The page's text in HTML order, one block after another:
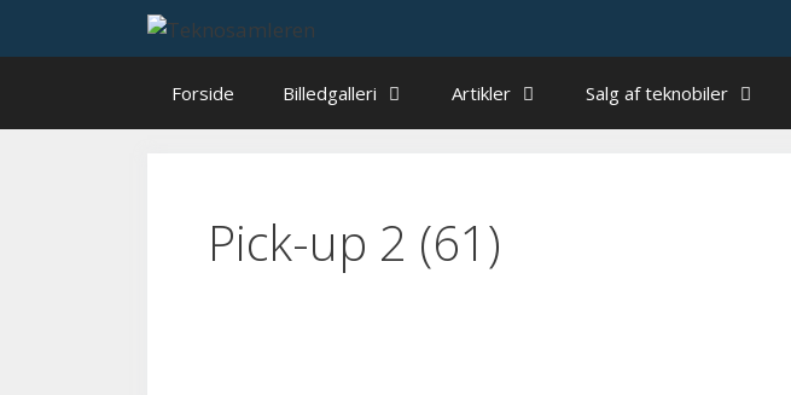
Forside Billedgalleri Artikler Salg af teknobiler
Pick-up 2 (61)